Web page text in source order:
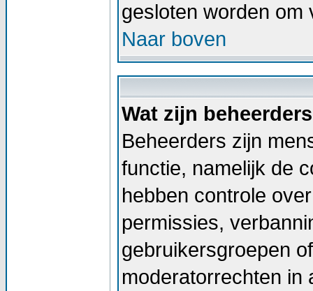
gesloten worden om
Naar boven
Wat zijn
Beheerders zijn
functie, namelijk de
hebben controle
permissies,
gebruikersgroepen
moderatorrechten in